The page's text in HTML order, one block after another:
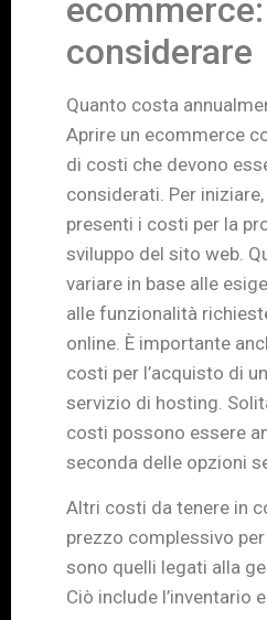
considerare
Quanto costa
Aprire un ecommerce
di costi che devono
considerati. Per
presenti i costi per la
sviluppo del sito web.
variare in base alle
alle funzionalità
online. È importante
costi per l’acquisto di
servizio di hosting.
costi possono essere
seconda delle opzioni
Altri costi da tenere in
prezzo complessivo
sono quelli legati alla
Ciò include l’inventario